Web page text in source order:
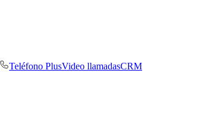
Teléfono PlusVideo llamadasCRM